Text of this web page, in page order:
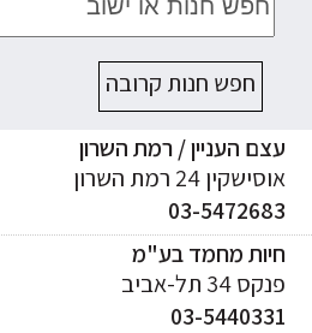
חפש חנות קרובה
העניין / רמת השרון
24 רמת השרון
03-
מחמד בע"מ
34 תל-אביב
03-